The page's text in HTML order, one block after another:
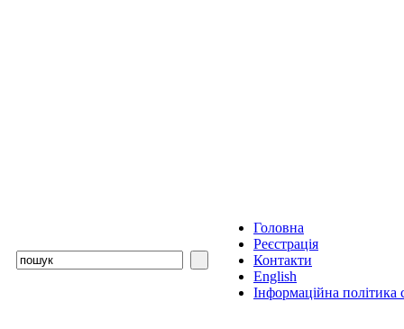
Головна
Реєстрація
Контакти
English
Інформаційна політика